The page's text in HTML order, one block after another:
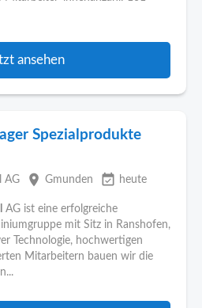
ansehen
Spezialprodukte
AG place Gmunden event_available heute
AG ist eine erfolgreiche
mit Sitz in Ranshofen,
Technologie, hochwertigen
Mitarbeitern bauen wir die